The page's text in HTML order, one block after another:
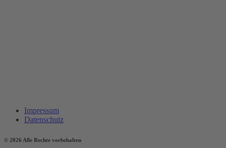
Impressum
Datenschutz
© 2026 Alle Rechte vorbehalten